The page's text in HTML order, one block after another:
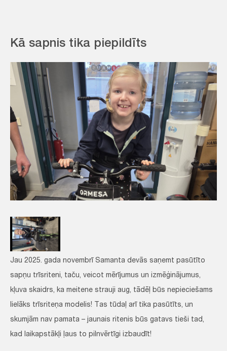
Kā sapnis tika piepildīts
Jau 2025. gada novembrī Samanta devās saņemt pasūtīto
sapņu trīsriteni, taču, veicot mērījumus un izmēģinājumus,
kļuva skaidrs, ka meitene strauji aug, tādēļ būs nepieciešams
lielāks trīsriteņa modelis! Tas tūdaļ arī tika pasūtīts, un
skumjām nav pamata – jaunais ritenis būs gatavs tieši tad,
kad laikapstākļi ļaus to pilnvērtīgi izbaudīt!